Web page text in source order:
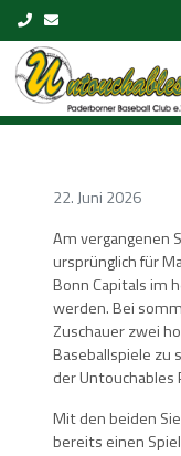
Skip to content
22. Juni 2026
Am vergangenen
ursprünglich für
Bonn Capitals im
werden. Bei
Zuschauer zwei
Baseballspiele zu
der
Mit den beiden
bereits einen